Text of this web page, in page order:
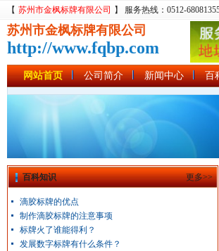
【 苏州市金枫标牌有限公司 】 服务热线：0512-
苏州市金枫标牌有限公司
http://www.fqbp.com
网站首页 公司简介 新闻中心 百
百科知识 更多>>
滴胶标牌的优点
制作滴胶标牌的注意事项
标牌火了谁能得利？
发展数字标牌有什么条件？